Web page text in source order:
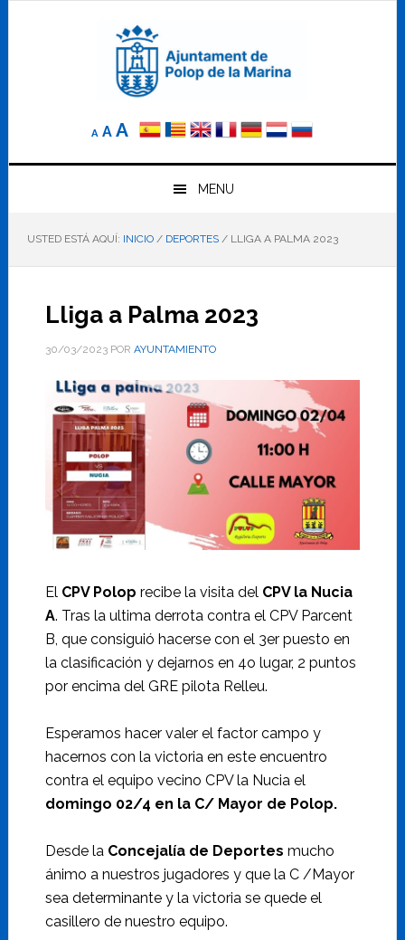
A
Reducir
elA Tamaño
AAumentar
el
tamaño
letra
MENU
USTED ESTÁ AQUÍ: INICIO / DEPORTES /LLIGA A PALMA 2023
Lliga a Palma 2023
30/03/2023POR AYUNTAMIENTO
El CPV Polop recibe la visita del CPV la Nucia
A. Tras la ultima derrota contra el CPV Parcent
B, que consiguió hacerse con el 3er puesto en
la clasificación y dejarnos en 4o lugar, 2 puntos
por encima del GRE pilota Relleu.
Esperamos hacer valer el factor campo y
hacernos con la victoria en este encuentro
contra el equipo vecino CPV la Nucia el
domingo 02/4 en la C/ Mayor de Polop.
Desde laConcejalía de Deportes mucho
ánimo a nuestros jugadores y que la C /Mayor
sea determinante y la victoria se quede el
casillero de nuestro equipo.